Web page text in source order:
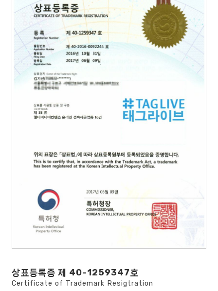
상표등록증 제 40-1259347호
Certificate of Trademark Resigtration